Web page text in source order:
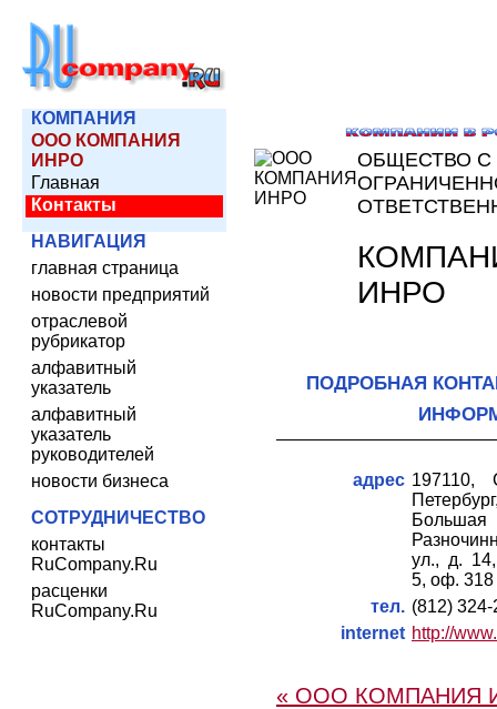
КОМПАНИЯ
ООО КОМПАНИЯ
ИНРО
Главная
Контакты
НАВИГАЦИЯ
главная страница
новости предприятий
отраслевой
рубрикатор
алфавитный
указатель
алфавитный
указатель
руководителей
новости бизнеса
СОТРУДНИЧЕСТВО
контакты
RuCompany.Ru
расценки
RuCompany.Ru
ОБЩЕСТВО С
ИНРО
ПОДРОБНАЯ
адрес 197110,
Большая
ул., д.
5, оф. 318
тел. (812)
internet http://
« ООО КОМПАНИЯ